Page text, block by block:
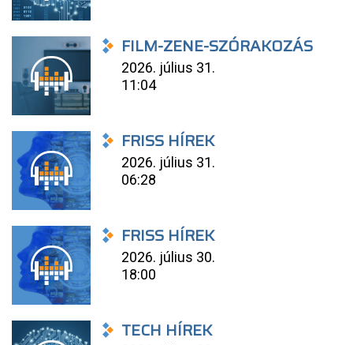
FILM-ZENE-SZÓRAKOZÁS
2026. július 31.
11:04
FRISS HÍREK
2026. július 31.
06:28
FRISS HÍREK
2026. július 30.
18:00
TECH HÍREK